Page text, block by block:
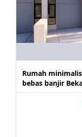
Rumah
bebas banjir